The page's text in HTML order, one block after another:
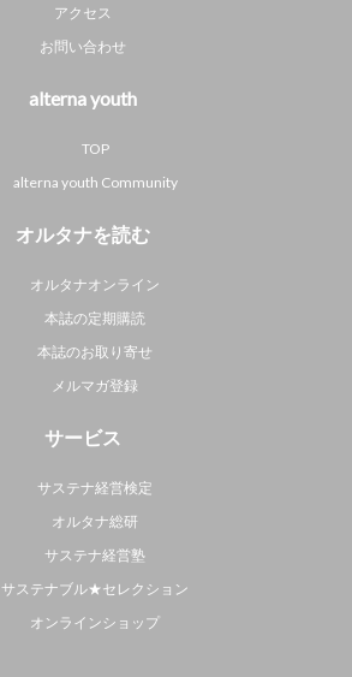
アクセス
お問い合わせ
alterna youth
TOP
alterna youth Community
オルタナを読む
オルタナオンライン
本誌の定期購読
本誌のお取り寄せ
メルマガ登録
サービス
サステナ経営検定
オルタナ総研
サステナ経営塾
サステナブル★セレクション
オンラインショップ